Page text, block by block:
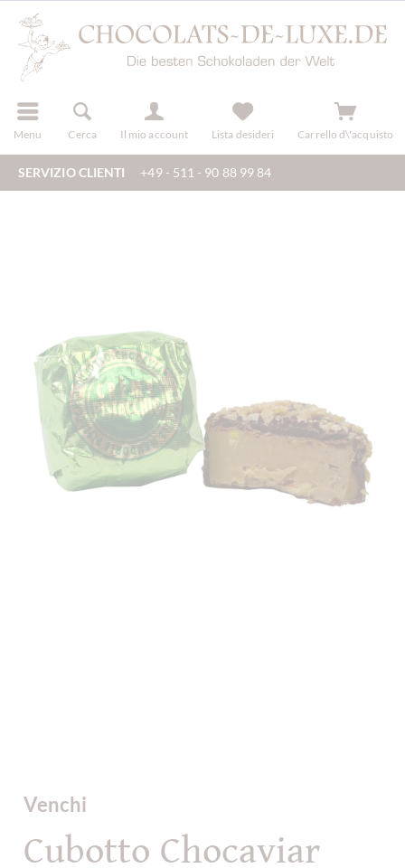
Menu Cerca Il mio account
registra Lista desideri Carrello d\'acquisto
SERVIZIO CLIENTI +49 - 511 - 90 88 99 84
Venchi
Cubotto Chocaviar